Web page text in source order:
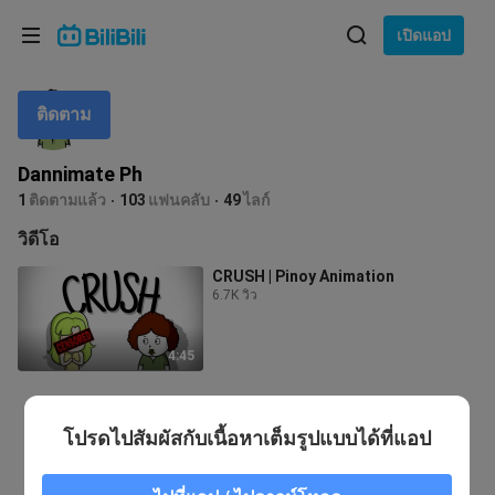
เปิดแอป
Dannimate Ph
1 ติดตามแล้ว 103 แฟนคลับ 49ไลก์
ติดตาม
วิดีโอ
4:45
CRUSH | Pinoy Animation
6.7K วิว
ภาษา: ภาษาไทย
ข้าสู่
ะบบ
เลือกภาษา
English
ภาษาไทย
Tiếng Việt
Bahasa Melayu
โปรดไปสัมผัสกับเนื้อหาเต็มรูปแบบได้ที่แอป